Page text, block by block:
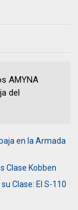
AMYNA
del
en la Armada
Clase Kobben
Clase: El S-110